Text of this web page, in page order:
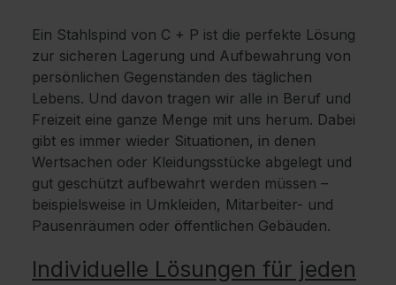
Ein Stahlspind von C + P ist die perfekte Lösung
zur sicheren Lagerung und Aufbewahrung von
persönlichen Gegenständen des täglichen
Lebens. Und davon tragen wir alle in Beruf und
Freizeit eine ganze Menge mit uns herum. Dabei
gibt es immer wieder Situationen, in denen
Wertsachen oder Kleidungsstücke abgelegt und
gut geschützt aufbewahrt werden müssen –
beispielsweise in Umkleiden, Mitarbeiter- und
Pausenräumen oder öffentlichen Gebäuden.
Individuelle Lösungen für jeden